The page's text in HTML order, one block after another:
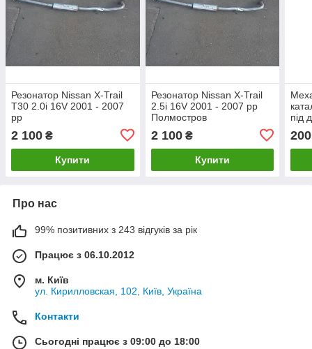
Резонатор Nissan X-Trail
T30 2.0i 16V 2001 - 2007
рр
2 100 ₴
Купити
Резонатор Nissan X-Trail
2.5i 16V 2001 - 2007 рр
Полмостров
2 100₴
Купити
під
200
Про нас
99% позитивних з 243 відгуків за рік
Працює з 06.10.2012
м. Київ
ул. Кирилловская, 102, Київ, Україна
Контакти
Сьогодні працює з 09:00 до 18:00